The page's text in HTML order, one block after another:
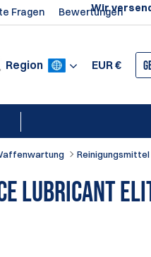
Fragen Bewertungen
Wir
Region EUR€
Lubricant